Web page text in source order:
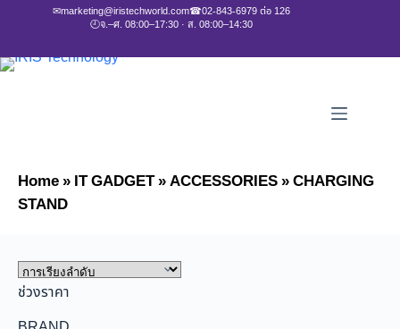
✉marketing@iristechworld.com☎02-843-6979 ต่อ 126
🕘จ.–ศ. 08:00–17:30 · ส. 08:00–14:30
Home»IT GADGET»ACCESSORIES»CHARGING
STAND
ช่วงราคา